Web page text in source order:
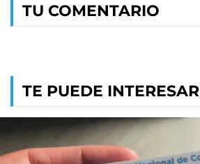
TU COMENTARIO
TE PUEDE INTERESAR